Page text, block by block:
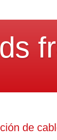
de